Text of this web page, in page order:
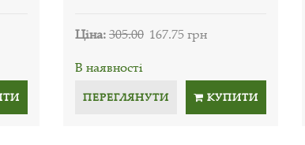
Ціна:305.00 167.75 грн
В наявності
ПЕРЕГЛЯНУТИ КУПИТИ